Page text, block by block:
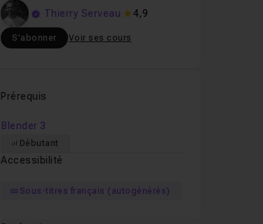
Thierry Serveau 4,9
S'abonner Voir ses cours
Prérequis
Blender 3
Débutant
Accessibilité
Sous-titres français (autogénérés)